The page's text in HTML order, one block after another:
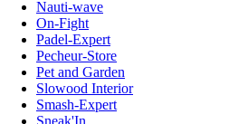
Nauti-wave
On-Fight
Padel-Expert
Pecheur-Store
Pet and Garden
Slowood Interior
Smash-Expert
Sneak'In